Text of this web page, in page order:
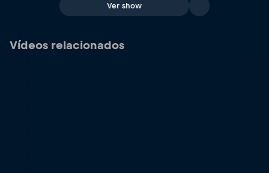
Ver show
Vídeos relacionados